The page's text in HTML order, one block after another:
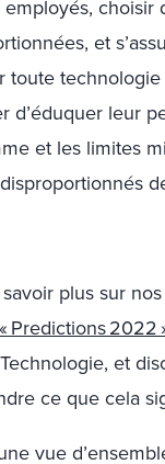
employés, choisir
et
toute
d’éduquer leur
et les limites
plus sur
Predictions 2022
et
ce que cela
vue